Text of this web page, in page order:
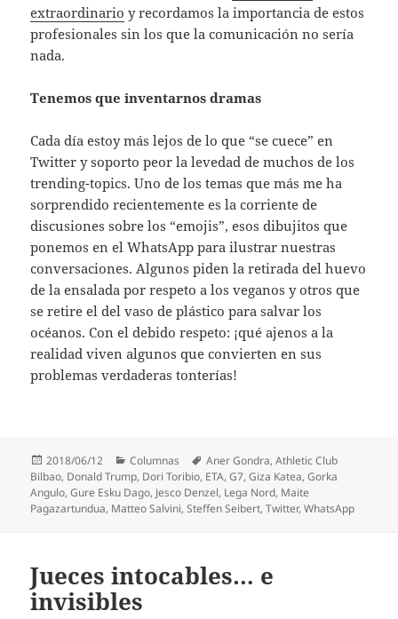
extraordinario y recordamos la importancia de estos
profesionales sin los que la comunicación no sería
nada.
Tenemos que inventarnos dramas
Cada día estoy más lejos de lo que “se cuece” en
Twitter y soporto peor la levedad de muchos de los
trending-topics. Uno de los temas que más me ha
sorprendido recientemente es la corriente de
discusiones sobre los “emojis”, esos dibujitos que
ponemos en el WhatsApp para ilustrar nuestras
conversaciones. Algunos piden la retirada del huevo
de la ensalada por respeto a los veganos y otros que
se retire el del vaso de plástico para salvar los
océanos. Con el debido respeto: ¡qué ajenos a la
realidad viven algunos que convierten en sus
problemas verdaderas tonterías!
Publicado
el
2018/06/12 Categorías
Columnas Etiquetas
Aner Gondra,Athletic Club
Bilbao, Donald Trump, Dori Toribio, ETA,G7,Giza Katea,Gorka
Angulo,Gure Esku Dago, Jesco Denzel, Lega Nord, Maite
Pagazartundua, Matteo Salvini,Steffen Seibert,Twitter,WhatsApp
Jueces intocables… e
invisibles